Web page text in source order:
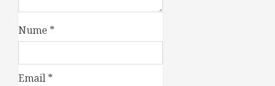
Nume *
Email *